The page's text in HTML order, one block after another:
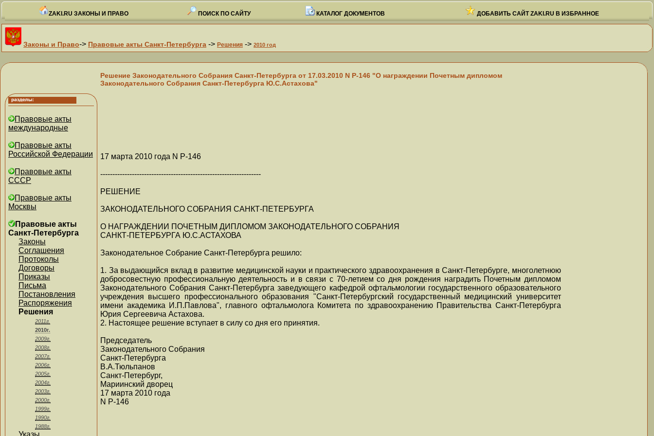
ZAKI.RU ЗАКОНЫ И ПРАВО ПОИСК ПО САЙТУ КАТАЛОГ ДОКУМЕНТОВ ДОБАВИТЬ САЙТ ZAKI.RU В ИЗБРАННОЕ
Законы и Право-> Правовые акты Санкт-Петербурга -> Решения -> 2010 год
Правовые акты
международные
Правовые акты
Российской Федерации
Правовые акты
СССР
Правовые акты
Москвы
Правовые акты
Санкт-Петербурга
Законы
Соглашения
Протоколы
Договоры
Приказы
Письма
Постановления
Распоряжения
Решения
2011г.
2010г.
2009г.
2008г.
2007г.
2006г.
2005г.
2004г.
2003г.
2000г.
1999г.
1990г.
1988г.
Указы
Решение Законодательного Собрания Санкт-Петербурга от 17.03.2010 N Р-146 "О награждении Почетным дипломом
Законодательного Собрания Санкт-Петербурга Ю.С.Астахова"
17 марта 2010 года N Р-146
------------------------------------------------------------------
РЕШЕНИЕ
ЗАКОНОДАТЕЛЬНОГО СОБРАНИЯ САНКТ-ПЕТЕРБУРГА
О НАГРАЖДЕНИИ ПОЧЕТНЫМ ДИПЛОМОМ ЗАКОНОДАТЕЛЬНОГО СОБРАНИЯ
САНКТ-ПЕТЕРБУРГА Ю.С.АСТАХОВА
Законодательное Собрание Санкт-Петербурга решило:
1. За выдающийся вклад в развитие медицинской науки и практического здравоохранения в Санкт-Петербурге, многолетнюю
добросовестную профессиональную деятельность и в связи с 70-летием со дня рождения наградить Почетным дипломом
Законодательного Собрания Санкт-Петербурга заведующего кафедрой офтальмологии государственного образовательного
учреждения высшего профессионального образования "Санкт-Петербургский государственный медицинский университет
имени академика И.П.Павлова", главного офтальмолога Комитета по здравоохранению Правительства Санкт-Петербурга
Юрия Сергеевича Астахова.
2. Настоящее решение вступает в силу со дня его принятия.
Председатель
Законодательного Собрания
Санкт-Петербурга
В.А.Тюльпанов
Санкт-Петербург,
Мариинский дворец
17 марта 2010 года
N Р-146